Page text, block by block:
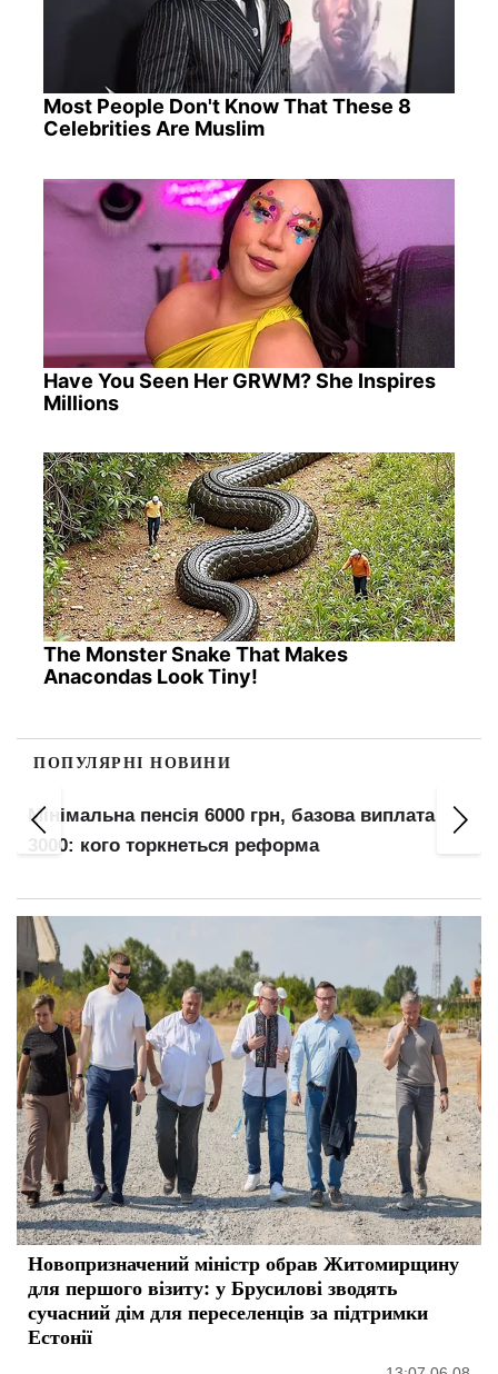
Most People Don't Know That These 8
Celebrities Are Muslim
Have You Seen Her GRWM? She Inspires
Millions
The Monster Snake That Makes
Anacondas Look Tiny!
ПОПУЛЯРНІ НОВИНИ
Мінімальна пенсія 6000 грн, базова виплата
3000: кого торкнеться реформа
Новопризначений міністр обрав Житомирщину
для першого візиту: у Брусилові зводять
сучасний дім для переселенців за підтримки
Естонії